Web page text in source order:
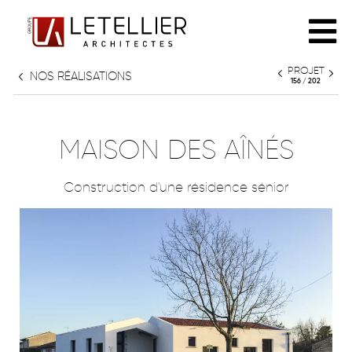
L'AGENCE
PARTENAIRES
RÉALISATIONS
TOUT
HABITAT INDIVIDUEL
HABITAT COLLECTIF
PATRIMOINE
MAISON DES AÎNÉS
Construction d'une résidence sénior
NOS RÉALISATIONS PROJET
156 / 202